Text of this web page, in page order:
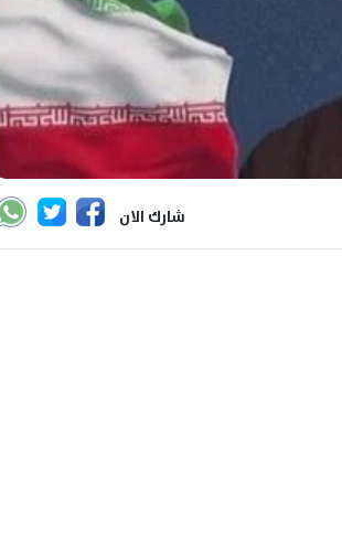
شارك الان